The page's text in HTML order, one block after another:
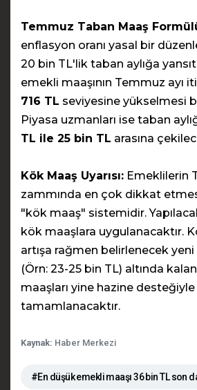
Temmuz Taban Maaş
enflasyon oranı yasal bir
20 bin TL'lik taban aylığa
emekli maaşının Temmuz ayı
716 TL seviyesine yükselmesi
Piyasa uzmanları ise taban
TL ile 25 bin TL arasına
Kök Maaş Uyarısı: Emeklilerin
zammında en çok dikkat
"kök maaş" sistemidir.
kök maaşlara uygulanacaktır.
artışa rağmen belirlenecek yeni
(Örn: 23-25 bin TL) altında
maaşları yine hazine
tamamlanacaktır.
Kaynak: Haber Merkezi
#En düşük emekli maaşı 36 bin TL son